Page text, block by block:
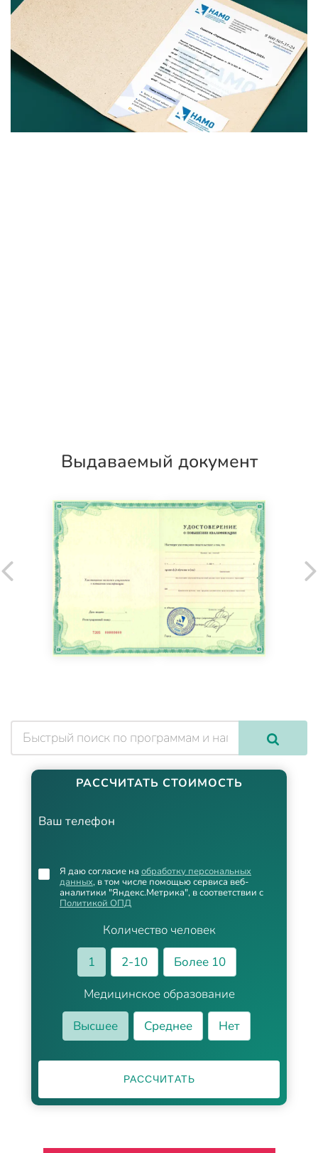
Выдаваемый документ
РАССЧИТАТЬ СТОИМОСТЬ
Ваш телефон
Количество человек
1
2-10
Более 10
Медицинское образование
Высшее
Среднее Нет
Я даю согласие на обработку персональных
данных, в том числе помощью сервиса веб-
аналитики "Яндекс.Метрика", в соответствии с
Политикой ОПД
РАССЧИТАТЬ